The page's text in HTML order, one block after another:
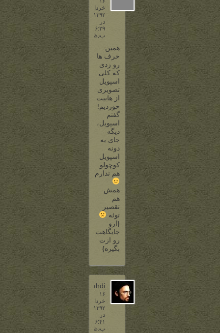
خرداد
۱۳۹۲
در
۶:۲۹
ب٫ظ
همین
حرف ها
رو زدی
که کلی
اسپویل
تصویری
از هابیت
خوردیم!
گفتم
اسپویل،
دیگه
جای یه
دونه
اسپویل
کوچولو
هم ندارم
همش
هم
تقصیر
توئه
{ارو
جایگاهت
رو ازت
بگیره}
3DMahdi
۱۶
خرداد
۱۳۹۲
در
۶:۴۱
ب٫ظ